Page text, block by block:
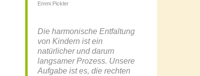
Emmi Pickler
Die harmonische Entfaltung
von Kindern ist ein
natürlicher und darum
langsamer Prozess. Unsere
Aufgabe ist es, die rechten